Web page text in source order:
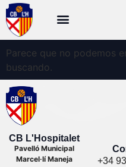
Parece que no podemos
buscando.
CB L'Hospitalet
Pavelló Municipal
Marcel·lí Maneja
+34